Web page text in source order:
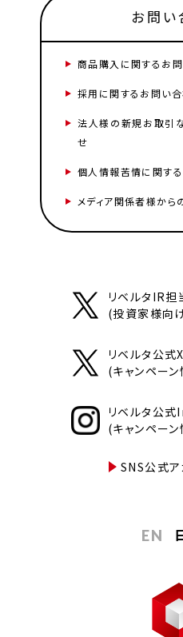
お問い
商品購入に関するお
採用に関するお問い
法人様の新規お取引
せ
個人情報苦情に関す
メディア関係者様から
リベルタIR
(投資家様向
リベルタ公式
(キャンペー
リベルタ公
(キャンペー
SNS公式ア
EN